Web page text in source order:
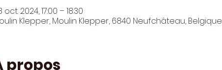
oct. 2024, 17:00 – 18:30
Klepper, Moulin Klepper, 6840 Neufchâteau, Belgique
propos